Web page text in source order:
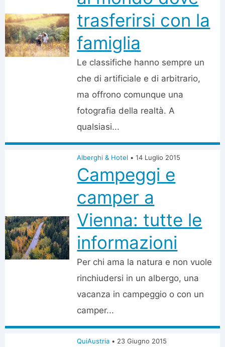
trasferirsi con la
famiglia
Le classifiche hanno sempre un
che di artificiale e di arbitrario,
ma offrono comunque una
fotografia della realtà. A
qualsiasi...
Alberghi & Hotel • 14 Luglio 2015
Campeggi e
camper a
Vienna: tutte le
informazioni
Per chi ama la natura e non vuole
rinchiudersi in un albergo, una
vacanza in campeggio o con un
camper...
QuiAustria • 23 Giugno 2015